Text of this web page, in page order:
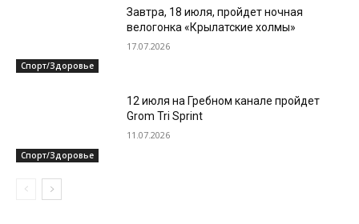
Спорт/Здоровье
Завтра, 18 июля, пройдет ночная
велогонка «Крылатские холмы»
17.07.2026
Спорт/Здоровье
12 июля на Гребном канале пройдет
Grom Tri Sprint
11.07.2026